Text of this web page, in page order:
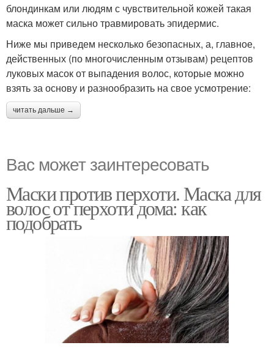
блондинкам или людям с чувствительной кожей такая
маска может сильно травмировать эпидермис.
Ниже мы приведем несколько безопасных, а, главное,
действенных (по многочисленным отзывам) рецептов
луковых масок от выпадения волос, которые можно
взять за основу и разнообразить на свое усмотрение:
читать дальше →
Вас может заинтересовать
Маски против перхоти. Маска для
волос от перхоти дома: как
подобрать